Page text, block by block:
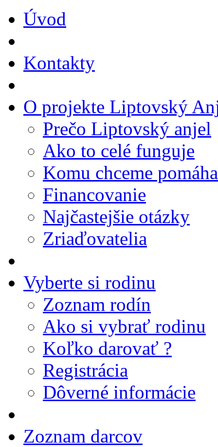
Úvod
Kontakty
O projekte Liptovský
Prečo Liptovský anjel
Ako to celé funguje
Komu chceme
Financovanie
Najčastejšie otázky
Zriaďovatelia
Vyberte si rodinu
Zoznam rodín
Ako si vybrať rodinu
Koľko darovať ?
Registrácia
Dôverné informácie
Zoznam darcov